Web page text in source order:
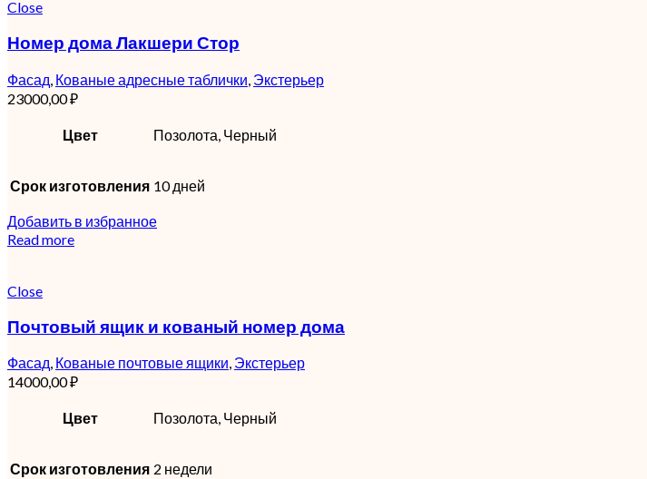
Close
Номер дома Лакшери Стор
Фасад, Кованые адресные таблички, Экстерьер
23000,00₽
Цвет Позолота, Черный
Срок изготовления 10 дней
Добавить в избранное
Read more
Close
Почтовый ящик и кованый номер дома
Фасад, Кованые почтовые ящики, Экстерьер
14000,00₽
Цвет Позолота, Черный
Срок изготовления 2 недели